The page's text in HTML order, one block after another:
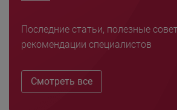
Последние статьи, полезные
рекомендации специалистов
Смотреть все